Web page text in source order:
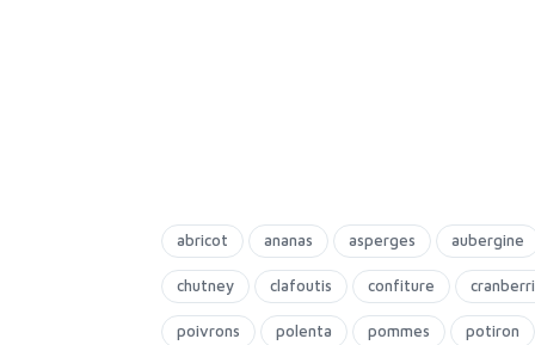
abricot ananas asperges aubergine
chutney clafoutis confiture
poivrons polenta pommes potiron